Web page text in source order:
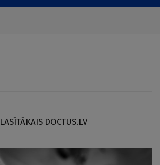
LASĪTĀKAIS DOCTUS.LV